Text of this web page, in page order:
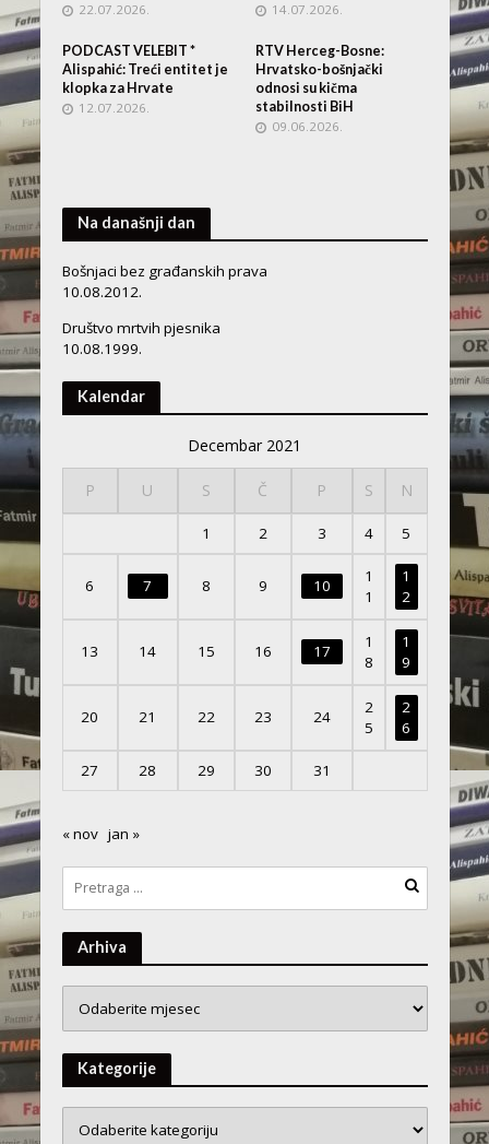
22.07.2026.
14.07.2026.
PODCAST VELEBIT *
Alispahić: Treći entitet je
klopka za Hrvate
12.07.2026.
RTV Herceg-Bosne:
Hrvatsko-bošnjački
odnosi su kičma
stabilnosti BiH
09.06.2026.
Na današnji dan
Bošnjaci bez građanskih prava
10.08.2012.
Društvo mrtvih pjesnika
10.08.1999.
Kalendar
Decembar 2021
P U S Č P S N
1 2 3 4 5
6 7 8 9 10
1
1
1
2
13 14 15 16 17
1
8
1
9
20 21 22 23 24
2
5
2
6
27 28 29 30 31
« nov jan »
Arhiva
Kategorije